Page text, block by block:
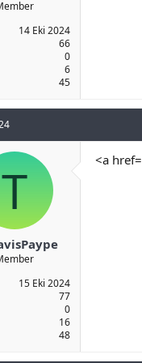
14 Eki 2024
66
0
6
45
T
15 Eki 2024
77
0
16
48
<a href=